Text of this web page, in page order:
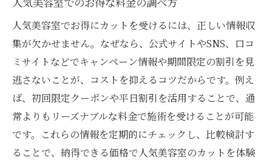
人気美容室でお得にカットを受けるには、正しい情報収
集が欠かせません。なぜなら、公式サイトやSNS、口コ
ミサイトなどでキャンペーン情報や期間限定の割引を見
逃さないことが、コストを抑えるコツだからです。例え
ば、初回限定クーポンや平日割引を活用することで、通
常よりもリーズナブルな料金で施術を受けることが可能
です。これらの情報を定期的にチェックし、比較検討す
ることで、納得できる価格で人気美容室のカットを体験